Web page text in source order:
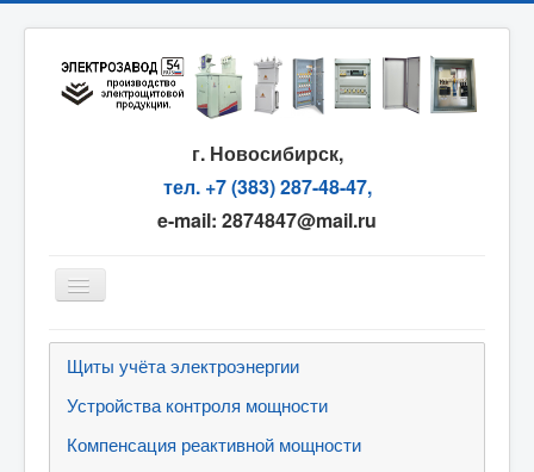
г. Новосибирск,
тел. +7 (383) 287-48-47,
e-mail: 2874847@mail.ru
Главная
Щиты учёта электроэнергии
Устройства контроля мощности
Компенсация реактивной мощности